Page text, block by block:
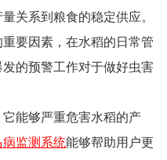
关系到粮食的稳定供应。
要因素，在水稻的日常管
的预警工作对于做好虫害
能够严重危害水稻的产
病监测系统能够帮助用户更